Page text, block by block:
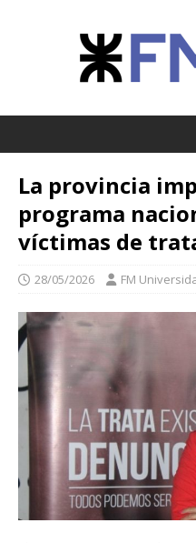
La provincia
programa
víctimas de
28/05/2026 FM